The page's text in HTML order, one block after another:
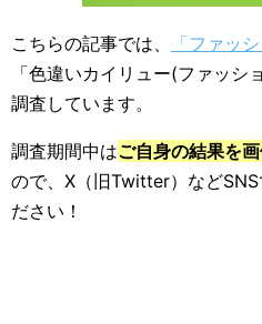
こちらの記事では、 「ファッ
「色違いカイリュー(ファッ
調査しています。
調査期間中はご自身の結果を
ので、X（旧Twitter）などSNS
ださい！